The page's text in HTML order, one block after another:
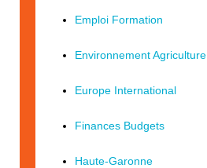
Emploi Formation
Environnement Agriculture
Europe International
Finances Budgets
Haute-Garonne